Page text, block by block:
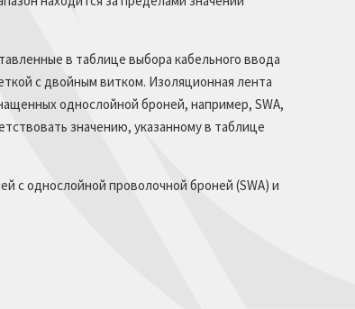
в таблице выбора кабельного ввода
с двойным витком. Изоляционная лента
однослойной броней, например, SWA,
значению, указанному в таблице
с однослойной проволочной броней (SWA) и